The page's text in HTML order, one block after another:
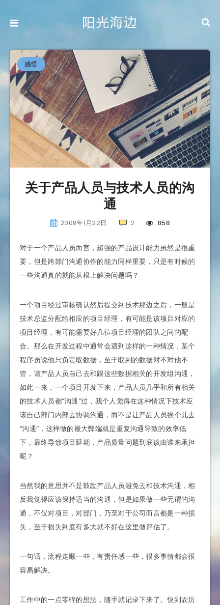
感悟
关于产品人员与技术人员的沟
通
2009年1月22日 2 858
对于一个产品人员而言，超强的产品设计能力虽然是很重
要，但是跨部门沟通协作的能力同样重要，只是有时候的
一些沟通真的就能从根上解决问题吗？
一个项目经过审核确认然后提交到技术那边之后，一般是
技术总监分配给相应的项目经理，有可能是该项目对应的
项目经理，有可能需要好几位项目经理的团队之间的配
合。那么在开发过程中通常会遇到这样的一种情况，某个
程序员说他只负责取数据，至于取到的数据对不对他不
管，请产品人员自己去和跟这些数据相关的开发组沟通，
如此一来，一个项目开发下来，产品人员几乎和所有相关
的技术人员都“沟通”过，我个人觉得在这种情况下技术应
该自己部门内部去协调沟通，而不是让产品人员挨个儿去
“沟通”，这样做的最大弊端就是重复沟通导致的效率低
下，最终导致项目延期，产品质量问题到底该由谁来承担
呢？
当然我的意思并不是鼓励产品人员避免去和技术沟通，相
反我觉得应该保持适当的沟通，但是如果做一些无谓的沟
通，不仅对项目，对部门，乃至对于公司而言都是一种损
失，至于损失到底有多大就不好在这里做评估了。
一句话，流程走顺一些，有责任感一些，很多事情都会很
容易解决。
工作中的一点零碎的想法，随手就记录下来了。快到农历